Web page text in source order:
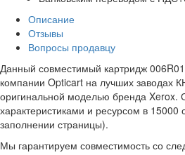
Описание
Отзывы
Вопросы продавцу
Данный совместимый картридж
компании Opticart на лучших заводах
оригинальной моделью бренда Xerox.
характеристиками и ресурсом в 15000
заполнении страницы).
Мы гарантируем совместимость со